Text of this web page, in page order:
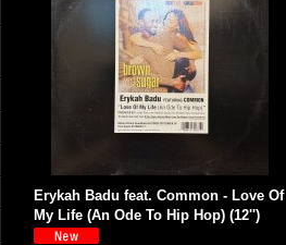
Erykah Badu feat. Common - Love Of
My Life (An Ode To Hip Hop) (12'')